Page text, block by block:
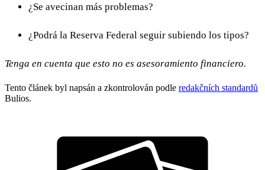
¿Se avecinan más problemas?
¿Podrá la Reserva Federal seguir subiendo los tipos?
Tenga en cuenta que esto no es asesoramiento financiero.
Tento článek byl napsán a zkontrolován podle redakčních standardů
Bulios.